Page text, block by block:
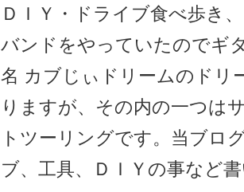
ＤＩＹ・ドライブ食べ歩き
バンドをやっていたのでギ
名 カブじぃドリームのドリ
りますが、その内の一つは
トツーリングです。当ブロ
ブ、工具、ＤＩＹの事など